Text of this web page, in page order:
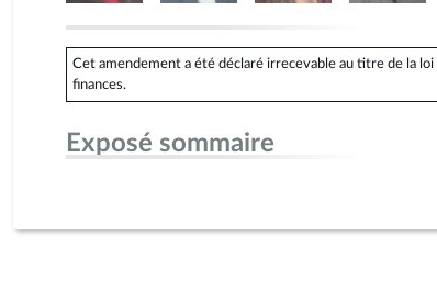
24 octobre 2024
24 octobre 2024
24 octobre 2024
Cet amendement a été déclaré irrecevable au titre de la
finances.
Exposé sommaire